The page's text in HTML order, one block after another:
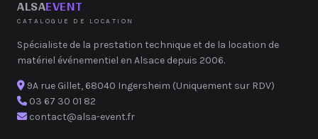
ALSAEVENT
CATALOGUE DE LOCATION
Spécialiste de la prestation technique et de la location de
matériel événementiel en Alsace depuis 2006.
9A rue Gillet, 68040 Ingersheim (Uniquement sur RDV)
03 67 30 01 82
contact@alsa-event.fr